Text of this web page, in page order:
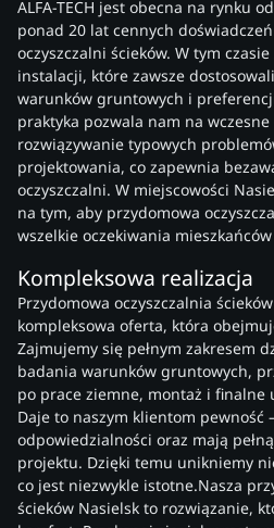
ALFA-TECH jest obecna na rynku
ponad 20 lat cennych
oczyszczalni ścieków. W tym
instalacji, które zawsze
warunków gruntowych i
praktyka pozwala nam na
rozwiązywanie typowych
projektowania, co zapewnia
oczyszczalni. W miejscowości
na tym, aby przydomowa
wszelkie oczekiwania
Kompleksowa realizacja
Przydomowa oczyszczalnia ścieków
kompleksowa oferta, która
Zajmujemy się pełnym zakresem
badania warunków gruntowych,
po prace ziemne, montaż i
Daje to naszym klientom pewność
odpowiedzialności oraz mają
projektu. Dzięki temu unikniemy
co jest niezwykle istotne.Nasza
ścieków Nasielsk to rozwiązanie,